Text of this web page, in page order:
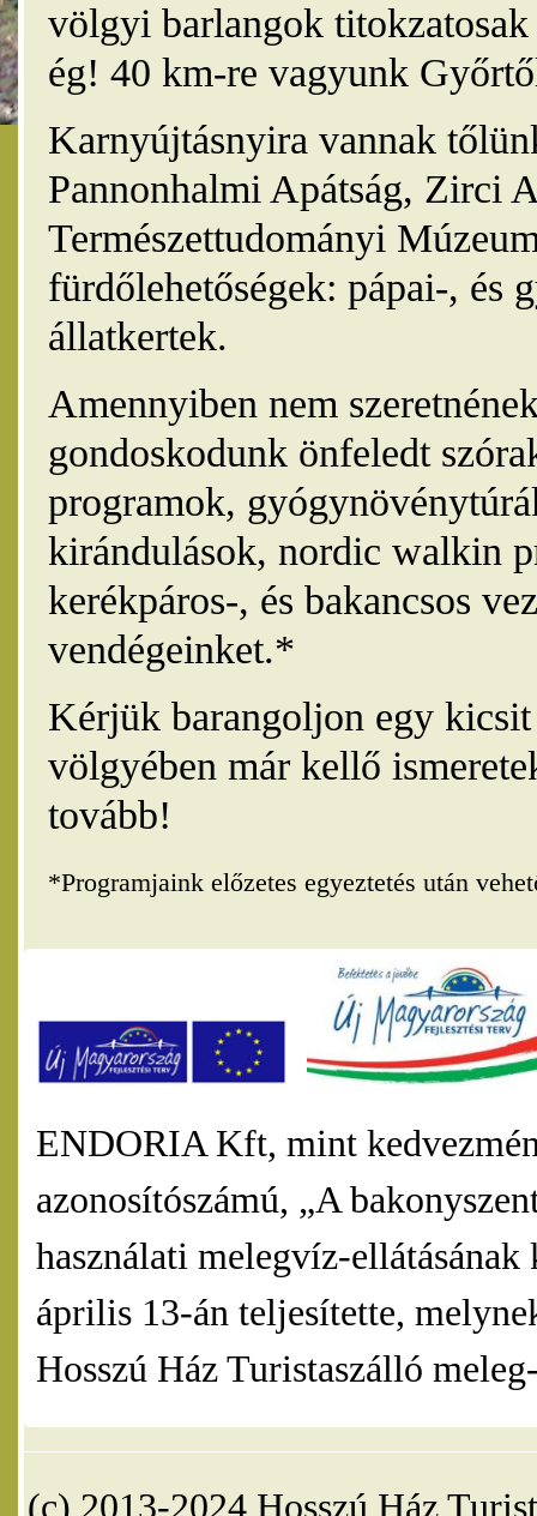
völgyi barlangok
ég! 40 km-re vagyunk
Karnyújtásnyira vannak
Pannonhalmi Apátság, Zirci
Természettudományi
fürdőlehetőségek: pápai-, és
állatkertek.
Amennyiben nem
gondoskodunk önfeledt
programok,
kirándulások, nordic walkin
kerékpáros-, és bakancsos
vendégeinket.*
Kérjük barangoljon egy
völgyében már kellő
tovább!
*Programjaink előzetes egyeztetés után
ENDORIA Kft, mint
azonosítószámú, „A
használati melegvíz-
április 13-án teljesítette,
Hosszú Ház Turistaszálló
(c) 2013-2024 Hosszú Ház